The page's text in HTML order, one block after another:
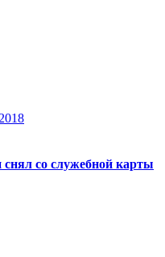
снял со служебной карты